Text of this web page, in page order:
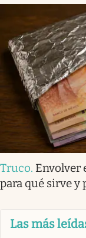
Truco. Envolver
para qué sirve y
Las más